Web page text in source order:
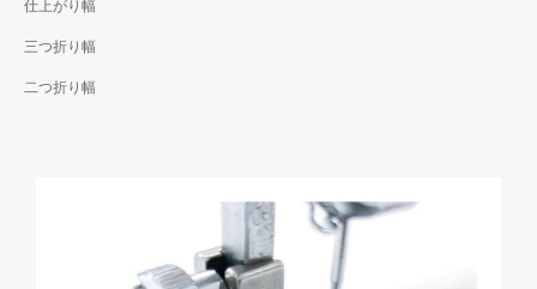
仕上がり幅
三つ折り幅
二つ折り幅